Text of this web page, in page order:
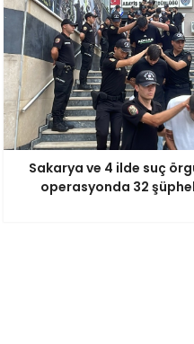
Sakarya ve 4 ilde suç
operasyonda 32